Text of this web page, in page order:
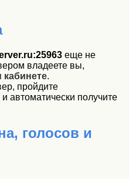
еще не
владеете вы,
.
пройдите
и автоматически получите
голосов и